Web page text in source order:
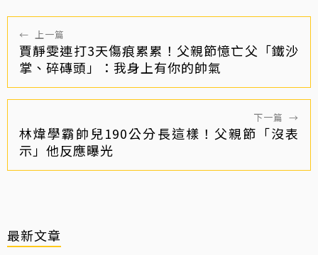
← 上一篇
賈靜雯連打3天傷痕累累！父親節憶亡父「鐵沙
掌、碎磚頭」：我身上有你的帥氣
下一篇 →
林煒學霸帥兒190公分長這樣！父親節「沒表
示」他反應曝光
最新文章